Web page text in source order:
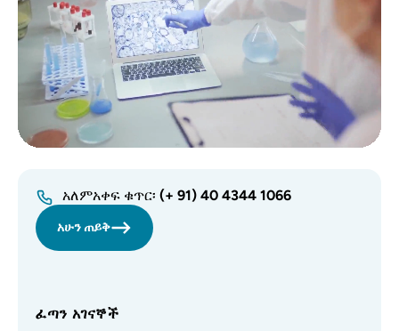
አለምአቀፍ ቁጥር፡ (+ 91) 40 4344 1066
አሁን ጠይቅ
ፈጣን አገናኞች